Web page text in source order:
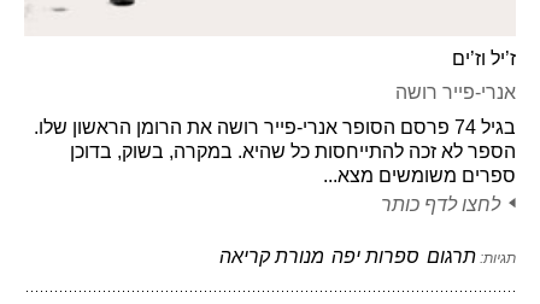
ז’יל וז’ים
אנרי-פייר רושה
בגיל 74 פרסם הסופר אנרי-פייר רושה את הרומן הראשון שלו.
הספר לא זכה להתייחסות כל שהיא. במקרה, בשוק, בדוכן
ספרים משומשים מצא...
לחצו לדף כותר
תגיות: תרגום ספרות יפה מנורת קריאה